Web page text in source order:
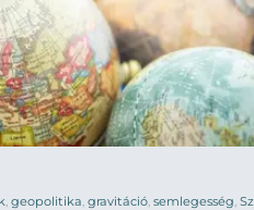
geopolitika gravitáció semlegesség